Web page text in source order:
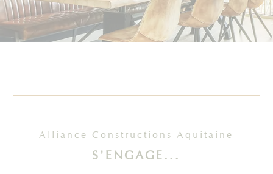
Alliance Constructions Aquitaine
S'ENGAGE...